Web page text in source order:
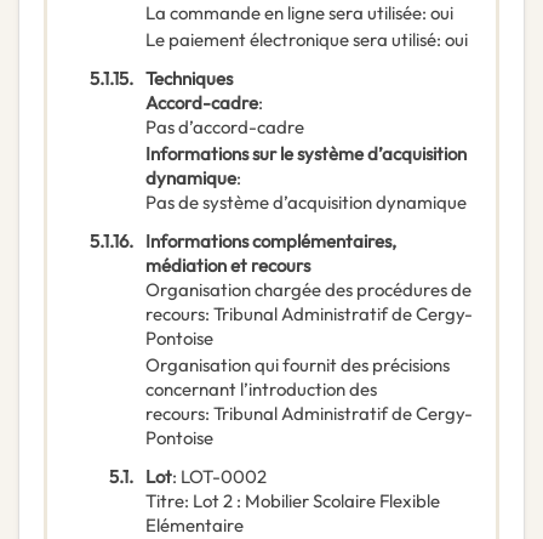
La commande en ligne sera utilisée: oui
Le paiement électronique sera utilisé: oui
5.1.15. Techniques
Accord-cadre:
Pas d’accord-cadre
Informations sur le système d’acquisition
dynamique:
Pas de système d’acquisition dynamique
5.1.16. Informations complémentaires,
médiation et recours
Organisation chargée des procédures de
recours: Tribunal Administratif de Cergy-
Pontoise
Organisation qui fournit des précisions
concernant l’introduction des
recours: Tribunal Administratif de Cergy-
Pontoise
5.1. Lot: LOT-0002
Titre: Lot 2 : Mobilier Scolaire Flexible
Elémentaire